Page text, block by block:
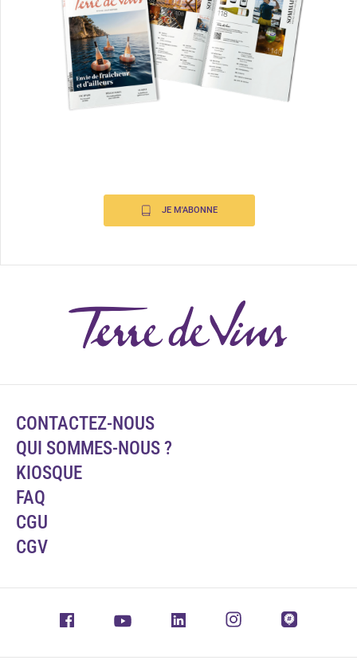
JE M'ABONNE
CONTACTEZ-NOUS
QUI SOMMES-NOUS ?
KIOSQUE
FAQ
CGU
CGV